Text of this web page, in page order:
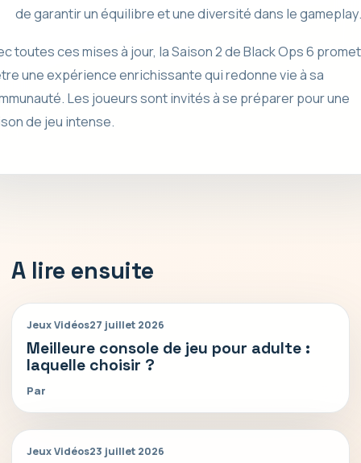
de garantir un équilibre et une diversité dans le gameplay.
toutes ces mises à jour, la Saison 2 de Black Ops 6 promet
une expérience enrichissante qui redonne vie à sa
Les joueurs sont invités à se préparer pour une
de jeu intense.
A lire ensuite
Jeux Vidéos27 juillet 2026
Meilleure console de jeu pour adulte :
laquelle choisir ?
Par
Jeux Vidéos23 juillet 2026